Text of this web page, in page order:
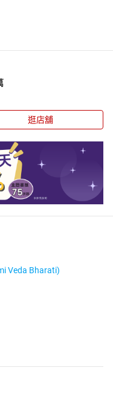
逛店舖
Veda Bharati)